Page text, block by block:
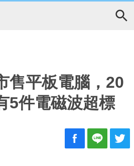
售平板電腦，20
5件電磁波超標